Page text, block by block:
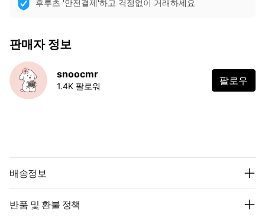
후루츠 '안전결제'하고 걱정없이 거래하세요
판매자 정보
snoocmr
1.4K 팔로워 팔로우
배송정보
반품 및 환불 정책